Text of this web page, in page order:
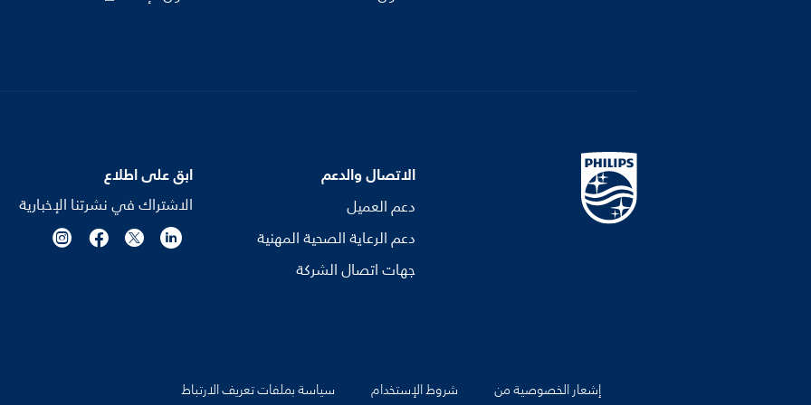
الاتصال والدعم
دعم العميل
دعم الرعاية الصحية المهنية
جهات اتصال الشركة
ابق على اطلاع
الاشتراك في نشرتنا الإخبارية
إشعار الخصوصية من شروط الإستخدام سياسة بملفات تعريف الارتباط